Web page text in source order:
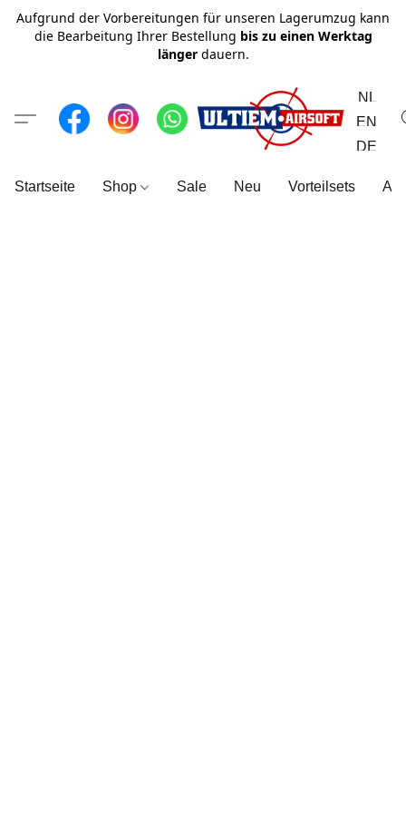
Aufgrund der Vorbereitungen für unseren Lagerumzug kann
die Bearbeitung Ihrer Bestellung bis zu einen Werktag
längerdauern.
NL
EN
DE
Startseite Shop Sale Neu Vorteilsets